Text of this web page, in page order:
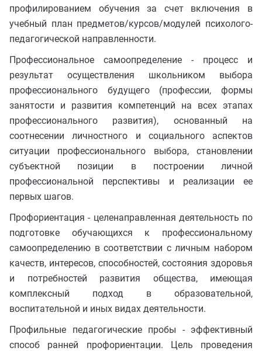
профилированием обучения за счет включения в
учебный план предметов/курсов/модулей психолого-
педагогической направленности.
Профессиональное самоопределение - процесс и
результат осуществления школьником выбора
профессионального будущего (профессии, формы
занятости и развития компетенций на всех этапах
профессионального развития), основанный на
соотнесении личностного и социального аспектов
ситуации профессионального выбора, становлении
субъектной позиции в построении личной
профессиональной перспективы и реализации ее
первых шагов.
Профориентация - целенаправленная деятельность по
подготовке обучающихся к профессиональному
самоопределению в соответствии с личным набором
качеств, интересов, способностей, состояния здоровья
и потребностей развития общества, имеющая
комплексный подход в образовательной,
воспитательной и иных видах деятельности.
Профильные педагогические пробы - эффективный
способ ранней профориентации. Цель проведения